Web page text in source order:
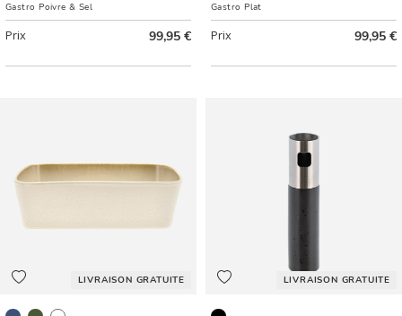
Gastro Poivre & Sel
Prix 99,95 €
Gastro Plat
Prix 99,95 €
LIVRAISON GRATUITE LIVRAISON GRATUITE